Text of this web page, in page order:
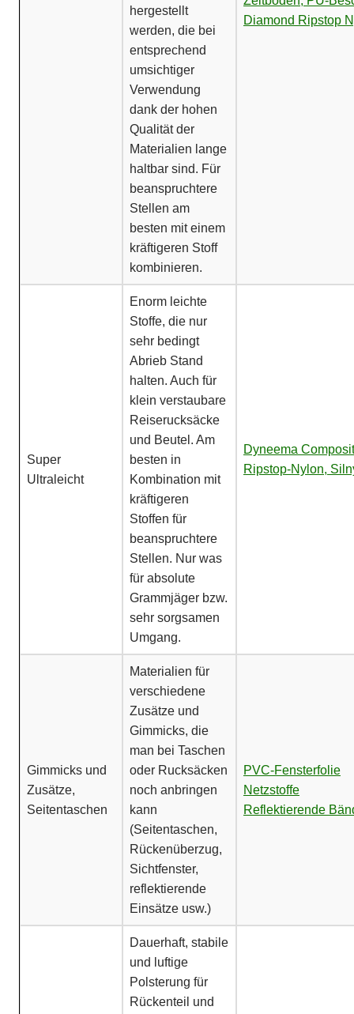
hergestellt
werden, die bei
entsprechend
umsichtiger
Verwendung
dank der hohen
Qualität der
Materialien lange
haltbar sind. Für
beanspruchtere
Stellen am
besten mit einem
kräftigeren Stoff
kombinieren.
Diamond Ripstop
Super
Ultraleicht
Enorm leichte
Stoffe, die nur
sehr bedingt
Abrieb Stand
halten. Auch für
klein verstaubare
Reiserucksäcke
und Beutel. Am
besten in
Kombination mit
kräftigeren
Stoffen für
beanspruchtere
Stellen. Nur was
für absolute
Grammjäger bzw.
sehr sorgsamen
Umgang.
Dyneema
Ripstop-Nylon,
Gimmicks und
Zusätze,
Seitentaschen
Materialien für
verschiedene
Zusätze und
Gimmicks, die
man bei Taschen
oder Rucksäcken
noch anbringen
kann
(Seitentaschen,
Rückenüberzug,
Sichtfenster,
reflektierende
Einsätze usw.)
PVC-Fensterfolie
Netzstoffe
Reflektierende
Dauerhaft, stabile
und luftige
Polsterung für
Rückenteil und